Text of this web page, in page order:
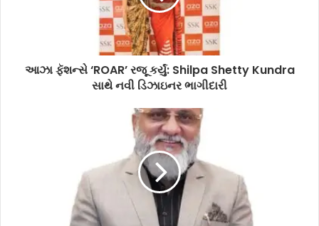
આઝા ફૅશન્સે ‘ROAR’ રજૂ કર્યું: Shilpa Shetty Kundra
સાથે નવી ડિઝાઇનર ભાગીદારી